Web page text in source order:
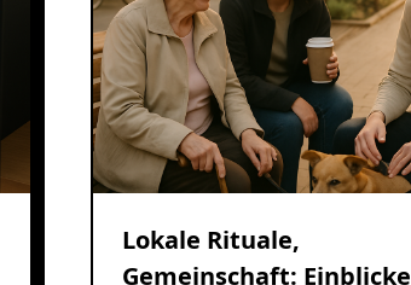
Lokale Rituale,
Gemeinschaft: Einblicke